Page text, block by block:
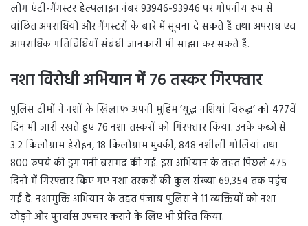
लोग एंटी-गैंगस्टर हेल्पलाइन नंबर 93946-93946 पर गोपनीय रूप से
वांछित अपराधियों और गैंगस्टरों के बारे में सूचना दे सकते हैं तथा अपराध एवं
आपराधिक गतिविधियों संबंधी जानकारी भी साझा कर सकते हैं.
नशा विरोधी अभियान में 76 तस्कर गिरफ्तार
पुलिस टीमों ने नशों के खिलाफ अपनी मुहिम ‘युद्ध नशियां विरुद्ध’ को 477वें
दिन भी जारी रखते हुए 76 नशा तस्करों को गिरफ्तार किया. उनके कब्जे से
3.2 किलोग्राम हेरोइन, 18 किलोग्राम भुक्की, 848 नशीली गोलियां तथा
800 रुपये की ड्रग मनी बरामद की गई. इस अभियान के तहत पिछले 475
दिनों में गिरफ्तार किए गए नशा तस्करों की कुल संख्या 69,354 तक पहुंच
गई है. नशामुक्ति अभियान के तहत पंजाब पुलिस ने 11 व्यक्तियों को नशा
छोड़ने और पुनर्वास उपचार कराने के लिए भी प्रेरित किया.